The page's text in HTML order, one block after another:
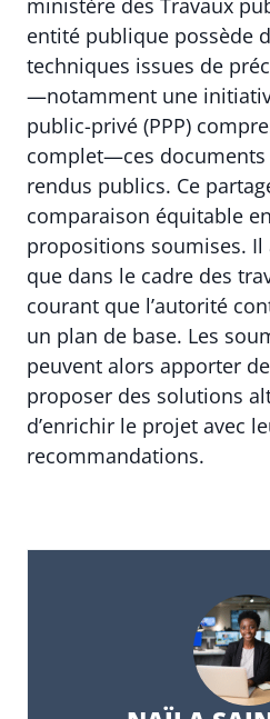
ministère des Travaux
entité publique possède
techniques issues de
—notamment une
public-privé (PPP)
complet—ces documents
rendus publics. Ce
comparaison équitable
propositions soumises.
que dans le cadre des
courant que l’autorité
un plan de base. Les
peuvent alors apporter
proposer des solutions
d’enrichir le projet avec
recommandations.